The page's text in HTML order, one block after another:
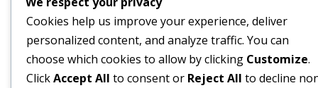
Cookies help us improve your experience, deliver
personalized content, and analyze traffic. You can
choose which cookies to allow by clicking Customize.
ClickAccept All to consent or Reject All to decline